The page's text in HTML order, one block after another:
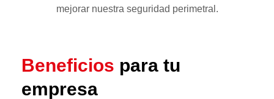
mejorar nuestra seguridad perimetral.
Beneficios para tu
empresa